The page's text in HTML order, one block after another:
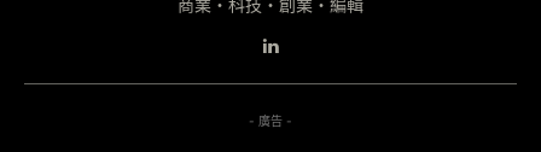
商業・科技・創業・編輯
- 廣告 -